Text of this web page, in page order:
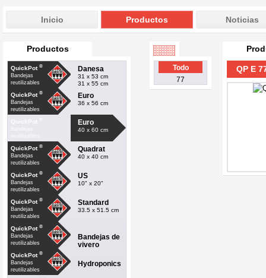
Inicio Productos Noticias
Productos
QuickPot ®
Bandejas
reutilizables
Danesa
31 x 53 cm
31 x 55 cm
QuickPot ®
Bandejas
reutilizables
Euro
36 x 56 cm
QuickPot Euro
40 x 60 cm
QuickPot ®
Bandejas
reutilizables
Quadrat
40 x 40 cm
QuickPot ®
Bandejas
reutilizables
US
10" x 20"
QuickPot ®
Bandejas
reutilizables
Standard
33.5 x 51.5 cm
QuickPot ®
Bandejas
reutilizables
Bandejas de
vivero
QuickPot ®
Bandejas
reutilizables
Hydroponics
Todo
77
QP E